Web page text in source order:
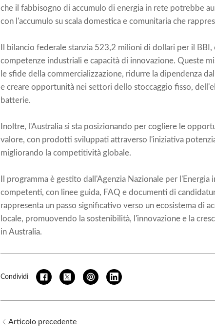
che il fabbisogno di accumulo di energia in rete potrebbe
con l'accumulo su scala domestica e comunitaria che
Il bilancio federale stanzia 523,2 milioni di dollari per il
competenze industriali e capacità di innovazione. Queste
le sfide della commercializzazione, ridurre la dipendenza
e creare opportunità nei settori dello stoccaggio fisso,
batterie.
Inoltre, l'Australia si sta posizionando per cogliere le
valore, con prodotti sviluppati attraverso l'iniziativa
migliorando la competitività globale.
Il programma è gestito dall'Agenzia Nazionale per
competenti, con linee guida, FAQ e documenti di
rappresenta un passo significativo verso un ecosistema di
locale, promuovendo la sostenibilità, l'innovazione e la
in Australia.
Condividi
Articolo precedente